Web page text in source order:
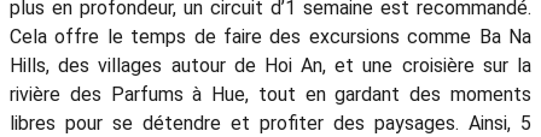
plus en profondeur, un circuit d’1 semaine est recommandé.
Cela offre le temps de faire des excursions comme Ba Na
Hills, des villages autour de Hoi An, et une croisière sur la
rivière des Parfums à Hue, tout en gardant des moments
libres pour se détendre et profiter des paysages. Ainsi, 5